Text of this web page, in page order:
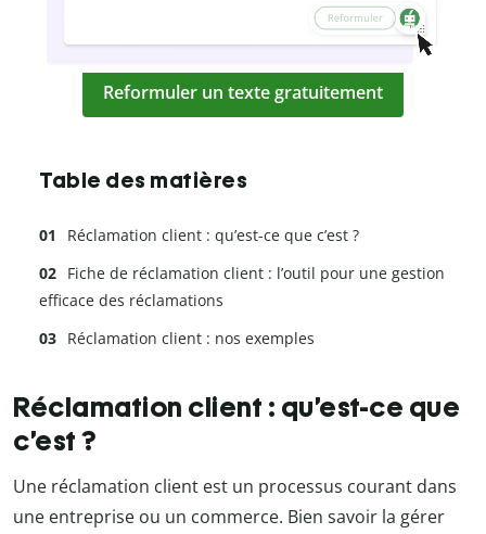
Reformuler un texte gratuitement
Table des matières
Réclamation client : qu’est-ce que c’est ?
Fiche de réclamation client : l’outil pour une gestion
efficace des réclamations
Réclamation client : nos exemples
Réclamation client : qu’est-ce que
c’est ?
Une réclamation client est un processus courant dans
une entreprise ou un commerce. Bien savoir la gérer